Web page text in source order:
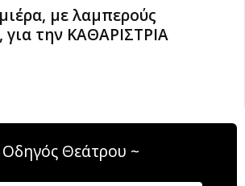
με λαμπερούς
για την ΚΑΘΑΡΙΣΤΡΙΑ
Οδηγός Θεάτρου ~